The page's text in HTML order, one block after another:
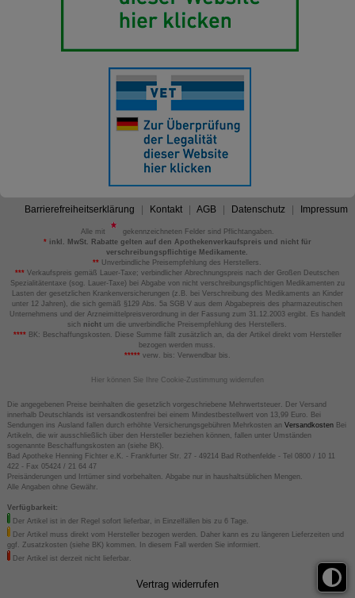
Barrierefreiheitserklärung Kontakt AGB Datenschutz Impressum
Alle mit
gekennzeichneten Felder sind Pflichtangaben.
*inkl. MwSt. Rabatte gelten auf den Apothekenverkaufspreis und nicht für
verschreibungspflichtige Medikamente.
** Unverbindliche Preisempfehlung des Herstellers.
*** Verkaufspreis gemäß Lauer-Taxe; verbindlicher Abrechnungspreis nach der Großen Deutschen
Spezialitätentaxe (sog. Lauer-Taxe) bei Abgabe von nicht verschreibungspflichtigen Medikamenten zu
Lasten der gesetzlichen Krankenversicherungen (z.B. bei Verschreibung des Medikaments an Kinder
unter 12 Jahren), die sich gemäß §129 Abs. 5a SGB V aus dem Abgabepreis des pharmazeutischen
Unternehmens und der Arzneimittelpreisverordnung in der Fassung zum 31.12.2003 ergibt. Es handelt
sich nicht um die unverbindliche Preisempfehlung des Herstellers.
****BK: Beschaffungskosten. Diese Summe fällt zusätzlich an, da der Artikel direkt vom Hersteller
bezogen werden muss.
*****verw. bis: Verwendbar bis.
Hier können Sie Ihre Cookie-Zustimmung widerrufen
Die angegebenen Preise beinhalten die gesetzlich vorgeschriebene Mehrwertsteuer. Der Versand
innerhalb Deutschlands ist versandkostenfrei bei einem Mindestbestellwert von 13,99 Euro. Bei
Sendungen ins Ausland fallen durch erhöhte Versicherungsgebühren Mehrkosten an VersandkostenBei
Artikeln, die wir ausschließlich über den Hersteller beziehen können, fallen unter Umständen
sogenannte Beschaffungskosten an (siehe BK).
Bad Apotheke Henning Fichter e.K. - Frankfurter Str. 27 - 49214 Bad Rothenfelde - Tel 0800 / 10 11
422 - Fax 05424 / 21 64 47
Preisänderungen und Irrtümer sind vorbehalten. Abgabe nur in haushaltsüblichen Mengen.
Alle Angaben ohne Gewähr.
Verfügbarkeit:
Der Artikel ist in der Regel sofort lieferbar, in Einzelfällen bis zu 6 Tage.
Der Artikel muss direkt vom Hersteller bezogen werden. Daher kann es zu längeren Lieferzeiten und
ggf. Zusatzkosten (siehe BK) kommen. In diesem Fall werden Sie informiert.
Der Artikel ist derzeit nicht lieferbar.
Vertrag widerrufen